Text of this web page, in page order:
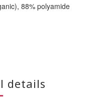
88% polyamide
details